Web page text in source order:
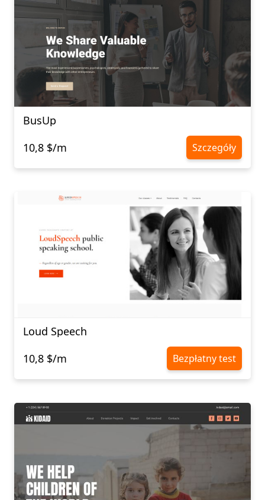
BusUp
10,8 $/m
Szczegóły
Loud Speech
10,8 $/m
Bezpłatny test